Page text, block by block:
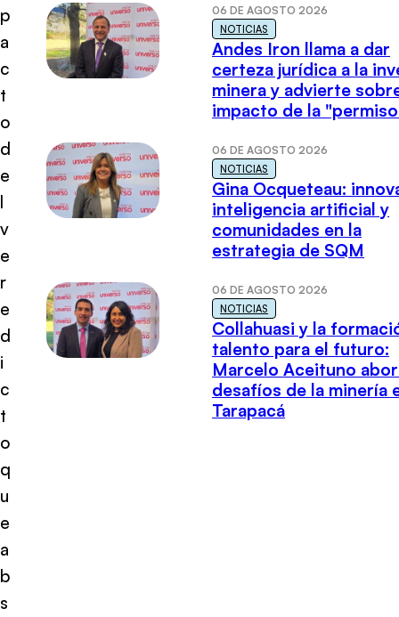
p
a
c
t
o
d
e
l
v
e
r
e
d
i
c
t
o
q
u
e
a
b
s
06 DE AGOSTO 2026
NOTICIAS
Andes Iron llama a dar
certeza jurídica a la
minera y advierte
impacto de la
06 DE AGOSTO 2026
NOTICIAS
Gina Ocqueteau:
inteligencia artificial y
comunidades en la
estrategia de SQM
06 DE AGOSTO 2026
NOTICIAS
Collahuasi y la
talento para el futuro:
Marcelo Aceituno
desafíos de la minería
Tarapacá